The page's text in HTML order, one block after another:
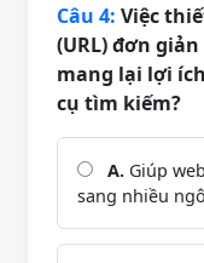
Câu 4: Việc
(URL) đơn
mang lại lợi
cụ tìm kiếm?
A. Giúp
sang nhiều